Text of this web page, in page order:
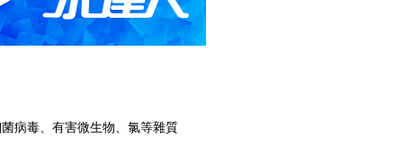
病毒、有害微生物、氯等雜質